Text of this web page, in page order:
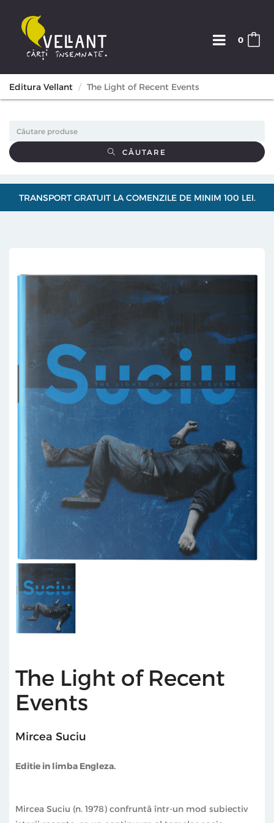
0
Editura Vellant The Light of Recent Events
CĂUTARE
TRANSPORT GRATUIT LA COMENZILE DE MINIM 100 LEI.
The Light of Recent
Events
Mircea Suciu
Editie in limba Engleza.
Mircea Suciu (n. 1978) confruntă într-un mod subiectiv